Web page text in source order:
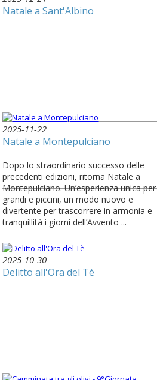
Natale a Sant'Albino
2025-11-22
Natale a Montepulciano
Dopo lo straordinario successo delle
precedenti edizioni, ritorna Natale a
Montepulciano. Un’esperienza unica per
grandi e piccini, un modo nuovo e
divertente per trascorrere in armonia e
tranquillità i giorni dell’Avvento ...
2025-10-30
Delitto all'Ora del Tè